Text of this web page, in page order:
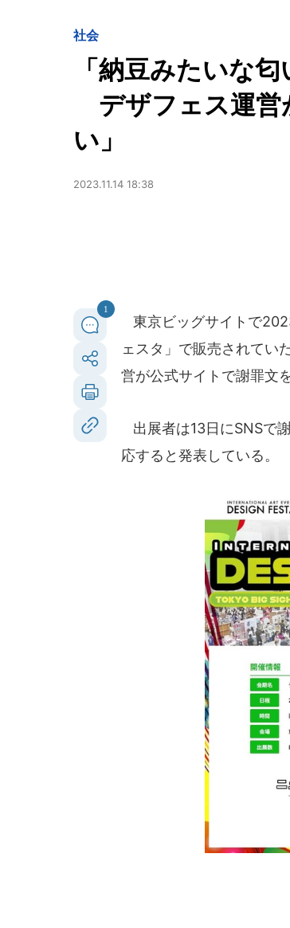
社会
「納豆みたいな
デザフェス運営
い」
2023.11.14 18:38
1
東京ビッグサイトで
ェスタ」で販売されてい
営が公式サイトで謝罪文
出展者は13日にSNSで
応すると発表している。